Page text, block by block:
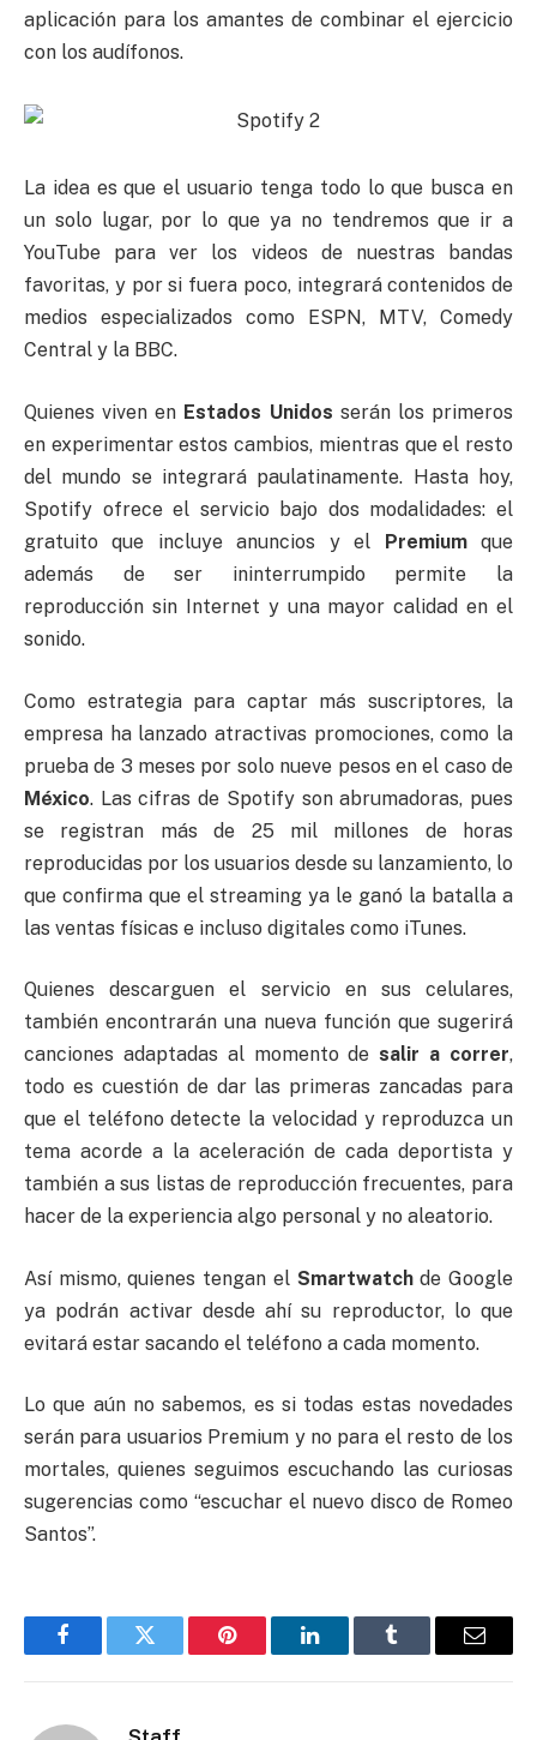
aplicación para los amantes de combinar el ejercicio
con los audífonos.
La idea es que el usuario tenga todo lo que busca en
un solo lugar, por lo que ya no tendremos que ir a
YouTube para ver los videos de nuestras bandas
favoritas, y por si fuera poco, integrará contenidos de
medios especializados como ESPN, MTV, Comedy
Central y la BBC.
Quienes viven en Estados Unidos serán los primeros
en experimentar estos cambios, mientras que el resto
del mundo se integrará paulatinamente. Hasta hoy,
Spotify ofrece el servicio bajo dos modalidades: el
gratuito que incluye anuncios y el Premiumque
además de ser ininterrumpido permite la
reproducción sin Internet y una mayor calidad en el
sonido.
Como estrategia para captar más suscriptores, la
empresa ha lanzado atractivas promociones, como la
prueba de 3 meses por solo nueve pesos en el caso de
México. Las cifras de Spotify son abrumadoras, pues
se registran más de 25 mil millones de horas
reproducidas por los usuarios desde su lanzamiento, lo
que confirma que el streaming ya le ganó la batalla a
las ventas físicas e incluso digitales como iTunes.
Quienes descarguen el servicio en sus celulares,
también encontrarán una nueva función que sugerirá
canciones adaptadas al momento desalir a correr,
todo es cuestión de dar las primeras zancadas para
que el teléfono detecte la velocidad y reproduzca un
tema acorde a la aceleración de cada deportista y
también a sus listas de reproducción frecuentes, para
hacer de la experiencia algo personal y no aleatorio.
Así mismo, quienes tengan el Smartwatchde Google
ya podrán activar desde ahí su reproductor, lo que
evitará estar sacando el teléfono a cada momento.
Lo que aún no sabemos, es si todas estas novedades
serán para usuarios Premium y no para el resto de los
mortales, quienes seguimos escuchando las curiosas
sugerencias como “escuchar el nuevo disco de Romeo
Santos”.
FacebookTwitter Pinterest LinkedInTumblr Email